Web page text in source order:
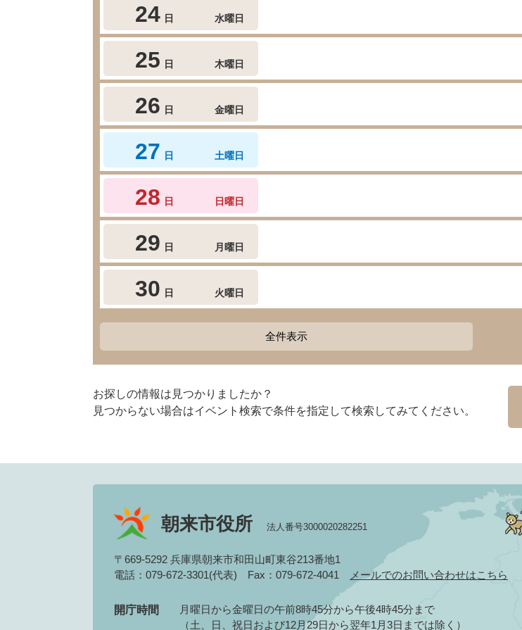
24 日 水曜日
25 日 木曜日
26 日 金曜日
27 日 土曜日
28 日 日曜日
29 日 月曜日
30 日 火曜日
全件表示
お探しの情報は見つかりましたか？
見つからない場合はイベント検索で条件を指定して検索してみてください。
朝来市役所 法人番号3000020282251
〒669-5292 兵庫県朝来市和田山町東谷213番地1
電話：079-672-3301(代表) Fax：079-672-4041 メールでのお問い合わせはこちら
開庁時間
月曜日から金曜日の午前8時45分から午後4時45分まで
（土、日、祝日および12月29日から翌年1月3日までは除く）